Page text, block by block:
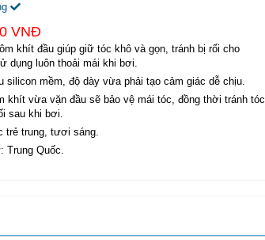
VNĐ
khít đầu giúp giữ tóc khô và gọn, tránh bị rối cho
dụng luôn thoải mái khi bơi.
silicon mềm, độ dày vừa phải tạo cảm giác dễ chịu.
khít vừa vặn đầu sẽ bảo vệ mái tóc, đồng thời tránh tóc
sau khi bơi.
trẻ trung, tươi sáng.
Trung Quốc.